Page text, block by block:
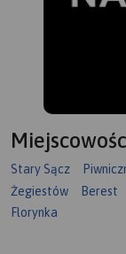
Stary Sącz
Żegiestów
Berest
Florynka